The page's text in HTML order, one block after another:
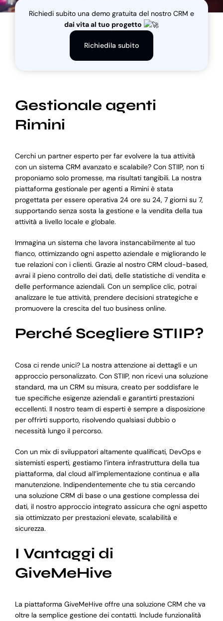
Richiedi subito una demo gratuita del nostro CRM e
dai vita al tuo progetto
Richiedila subito
Gestionale agenti
Rimini
Cerchi un partner esperto per far evolvere la tua attività
con un sistema CRM avanzato e scalabile? Con STIIP, non ti
proponiamo solo promesse, ma risultati tangibili. La nostra
piattaforma gestionale per agenti a Rimini è stata
progettata per essere operativa 24 ore su 24, 7 giorni su 7,
supportando senza sosta la gestione e la vendita della tua
attività a livello locale e globale.
Immagina un sistema che lavora instancabilmente al tuo
fianco, ottimizzando ogni aspetto aziendale e migliorando le
tue relazioni con i clienti. Grazie al nostro CRM cloud-based,
avrai il pieno controllo dei dati, delle statistiche di vendita e
delle performance aziendali. Con un semplice clic, potrai
analizzare le tue attività, prendere decisioni strategiche e
promuovere la crescita del tuo business online.
Perché Scegliere STIIP?
Cosa ci rende unici? La nostra attenzione ai dettagli e un
approccio personalizzato. Con STIIP, non ricevi una soluzione
standard, ma un CRM su misura, creato per soddisfare le
tue specifiche esigenze aziendali e garantirti prestazioni
eccellenti. Il nostro team di esperti è sempre a disposizione
per offrirti supporto, risolvendo qualsiasi dubbio o
necessità lungo il percorso.
Con un mix di sviluppatori altamente qualificati, DevOps e
sistemisti esperti, gestiamo l’intera infrastruttura della tua
piattaforma, dal cloud all’implementazione continua e alla
manutenzione. Indipendentemente che tu stia cercando
una soluzione CRM di base o una gestione complessa dei
dati, il nostro approccio integrato assicura che ogni aspetto
sia ottimizzato per prestazioni elevate, scalabilità e
sicurezza.
I Vantaggi di
GiveMeHive
La piattaforma GiveMeHive offre una soluzione CRM che va
oltre la semplice gestione dei contatti. Include funzionalità